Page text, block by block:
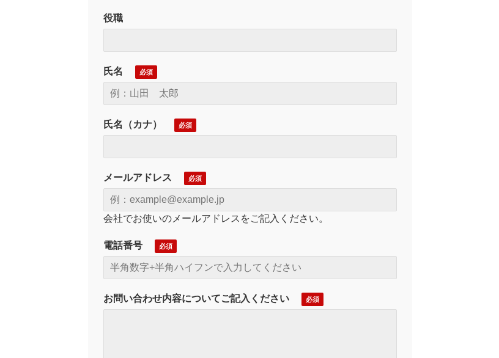
役職
氏名
氏名（カナ）
メールアドレス
会社でお使いのメールアドレスをご記入ください。
電話番号
お問い合わせ内容についてご記入ください